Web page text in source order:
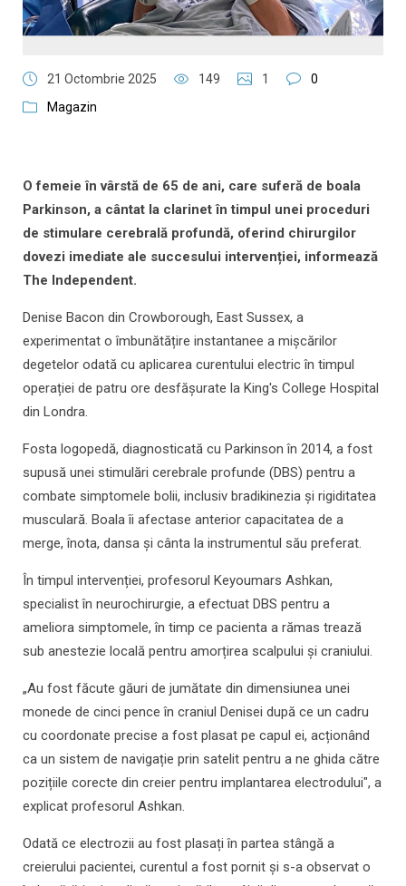
21 Octombrie 2025 149 1
0
Magazin
O femeie în vârstă de 65 de ani, care suferă de boala
Parkinson, a cântat la clarinet în timpul unei proceduri
de stimulare cerebrală profundă, oferind chirurgilor
dovezi imediate ale succesului intervenției, informează
The Independent.
Denise Bacon din Crowborough, East Sussex, a
experimentat o îmbunătățire instantanee a mișcărilor
degetelor odată cu aplicarea curentului electric în timpul
operației de patru ore desfășurate la King's College Hospital
din Londra.
Fosta logopedă, diagnosticată cu Parkinson în 2014, a fost
supusă unei stimulări cerebrale profunde (DBS) pentru a
combate simptomele bolii, inclusiv bradikinezia și rigiditatea
musculară. Boala îi afectase anterior capacitatea de a
merge, înota, dansa și cânta la instrumentul său preferat.
În timpul intervenției, profesorul Keyoumars Ashkan,
specialist în neurochirurgie, a efectuat DBS pentru a
ameliora simptomele, în timp ce pacienta a rămas trează
sub anestezie locală pentru amorțirea scalpului și craniului.
„Au fost făcute găuri de jumătate din dimensiunea unei
monede de cinci pence în craniul Denisei după ce un cadru
cu coordonate precise a fost plasat pe capul ei, acționând
ca un sistem de navigație prin satelit pentru a ne ghida către
pozițiile corecte din creier pentru implantarea electrodului", a
explicat profesorul Ashkan.
Odată ce electrozii au fost plasați în partea stângă a
creierului pacientei, curentul a fost pornit și s-a observat o